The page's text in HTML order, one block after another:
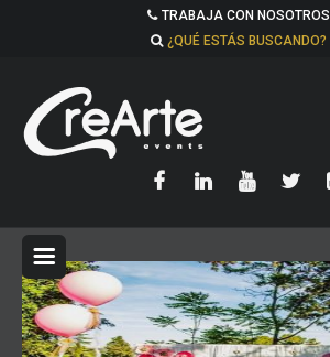
TRABAJA CON NOSOTROS
¿QUÉ ESTÁS BUSCANDO?